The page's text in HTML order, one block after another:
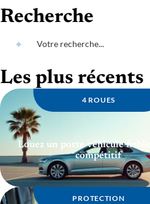
Recherche
Les plus récents
4 ROUES
Louez un porte véhicule fiable
compétitif
PROTECTION